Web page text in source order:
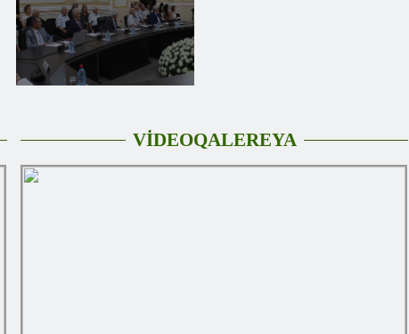
VİDEOQALEREYA